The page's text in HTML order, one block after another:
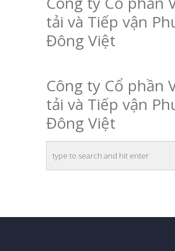
tải và Tiếp vận
Đông Việt
Công ty Cổ phần
tải và Tiếp vận
Đông Việt